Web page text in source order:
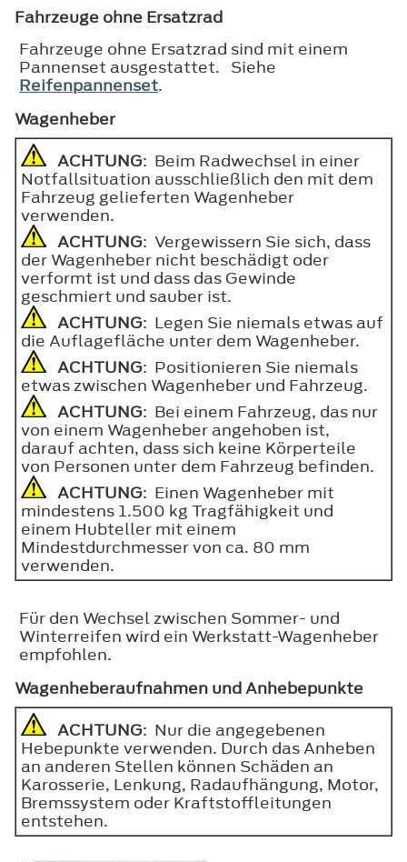
Fahrzeuge ohne Ersatzrad
Fahrzeuge ohne Ersatzrad sind mit einem
Pannenset ausgestattet. Siehe
Reifenpannenset.
Wagenheber
ACHTUNG: Beim Radwechsel in einer
Notfallsituation ausschließlich den mit dem
Fahrzeug gelieferten Wagenheber
verwenden.
ACHTUNG: Vergewissern Sie sich, dass
der Wagenheber nicht beschädigt oder
verformt ist und dass das Gewinde
geschmiert und sauber ist.
ACHTUNG: Legen Sie niemals etwas auf
die Auflagefläche unter dem Wagenheber.
ACHTUNG: Positionieren Sie niemals
etwas zwischen Wagenheber und Fahrzeug.
ACHTUNG: Bei einem Fahrzeug, das nur
von einem Wagenheber angehoben ist,
darauf achten, dass sich keine Körperteile
von Personen unter dem Fahrzeug befinden.
ACHTUNG: Einen Wagenheber mit
mindestens 1.500 kg Tragfähigkeit und
einem Hubteller mit einem
Mindestdurchmesser von ca. 80 mm
verwenden.
Für den Wechsel zwischen Sommer- und
Winterreifen wird ein Werkstatt-Wagenheber
empfohlen.
Wagenheberaufnahmen und Anhebepunkte
ACHTUNG: Nur die angegebenen
Hebepunkte verwenden. Durch das Anheben
an anderen Stellen können Schäden an
Karosserie, Lenkung, Radaufhängung, Motor,
Bremssystem oder Kraftstoffleitungen
entstehen.